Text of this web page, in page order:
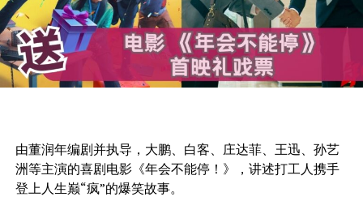
由董润年编剧并执导，大鹏、白客、庄达菲、王迅、孙艺
洲等主演的喜剧电影《年会不能停！》，讲述打工人携手
登上人生巅“疯”的爆笑故事。